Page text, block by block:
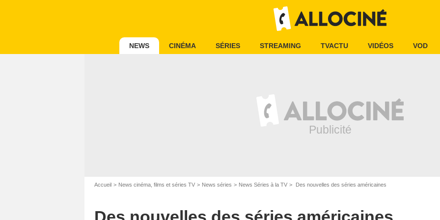
NEWS CINÉMA SÉRIES STREAMING TVACTU VIDÉOS VOD
Accueil News cinéma, films et séries TV News séries News Séries à la TV Des nouvelles des séries américaines